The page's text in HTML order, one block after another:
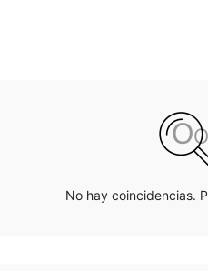
No hay coincidencias.